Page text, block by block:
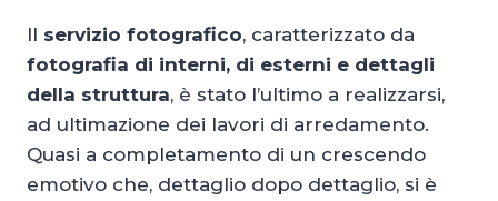
Il servizio fotografico, caratterizzato da
fotografia di interni, di esterni e dettagli
della struttura, è stato l’ultimo a realizzarsi,
ad ultimazione dei lavori di arredamento.
Quasi a completamento di un crescendo
emotivo che, dettaglio dopo dettaglio, si è